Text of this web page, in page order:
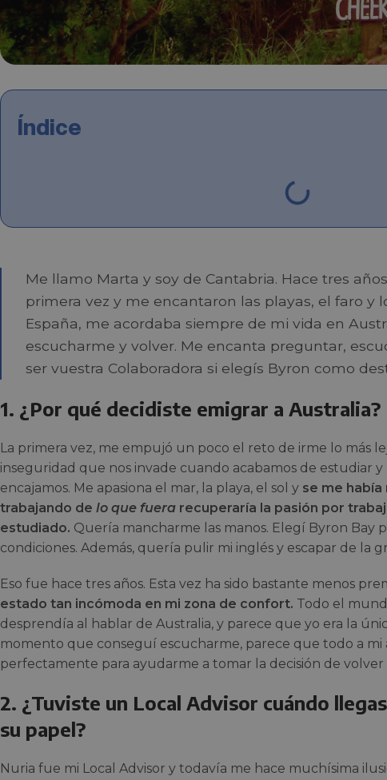
Índice
Me llamo Marta y soy de Cantabria. Hace tres
primera vez y me encantaron las playas, el faro y
España, me acordaba siempre de mi vida en
escucharme y volver. Me encanta preguntar,
ser vuestra Colaboradora si elegís Byron como
1. ¿Por qué decidiste emigrar a Australia?
La primera vez, me empujó un poco el reto de irme lo más
inseguridad que nos invade cuando acabamos de estudiar
encajamos. Me apasiona el mar, la playa, el sol y se me
trabajando de lo que fuera recuperaría la pasión por
estudiado. Quería mancharme las manos. Elegí Byron Bay
condiciones. Además, quería pulir mi inglés y escapar de la
Eso fue hace tres años. Esta vez ha sido bastante menos
estado tan incómoda en mi zona de confort. Todo el
desprendía al hablar de Australia, y parece que yo era la
momento que conseguí escucharme, parece que todo a mi
perfectamente para ayudarme a tomar la decisión de volver
2. ¿Tuviste un Local Advisor cuándo
su papel?
Nuria fue mi Local Advisor y todavía me hace muchísima